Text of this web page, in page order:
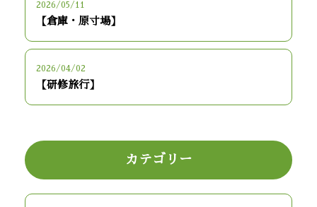
2026/05/11
【倉庫・原寸場】
2026/04/02
【研修旅行】
カテゴリー